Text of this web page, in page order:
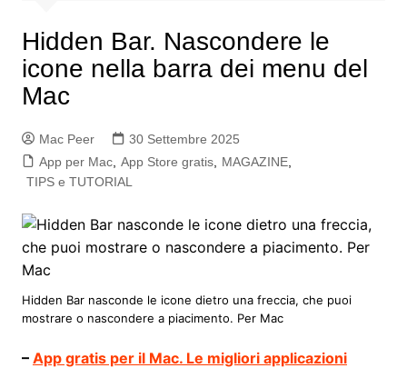
Hidden Bar. Nascondere le
icone nella barra dei menu del
Mac
Mac Peer
30 Settembre 2025
App per Mac, App Store gratis, MAGAZINE,
TIPS e TUTORIAL
Hidden Bar nasconde le icone dietro una freccia, che puoi
mostrare o nascondere a piacimento. Per Mac
– App gratis per il Mac. Le migliori applicazioni